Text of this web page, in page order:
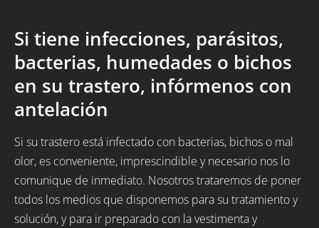
Si tiene infecciones, parásitos,
bacterias, humedades o bichos
en su trastero, infórmenos con
antelación
Si su trastero está infectado con bacterias, bichos o mal
olor, es conveniente, imprescindible y necesario nos lo
comunique de inmediato. Nosotros trataremos de poner
todos los medios que disponemos para su tratamiento y
solución, y para ir preparado con la vestimenta y